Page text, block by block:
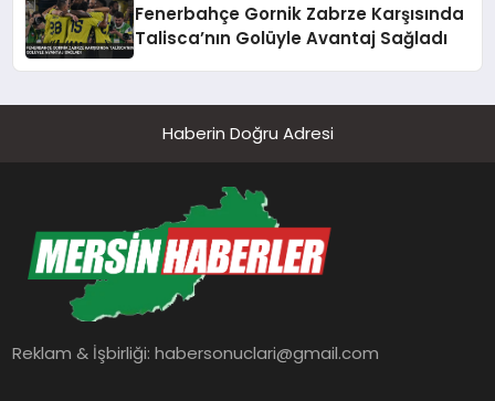
Fenerbahçe Gornik Zabrze Karşısında
Talisca’nın Golüyle Avantaj Sağladı
Haberin Doğru Adresi
Reklam & İşbirliği:habersonuclari@gmail.com